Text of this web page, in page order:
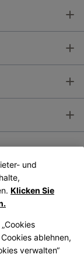
und
Klicken Sie
ablehnen,
verwalten“